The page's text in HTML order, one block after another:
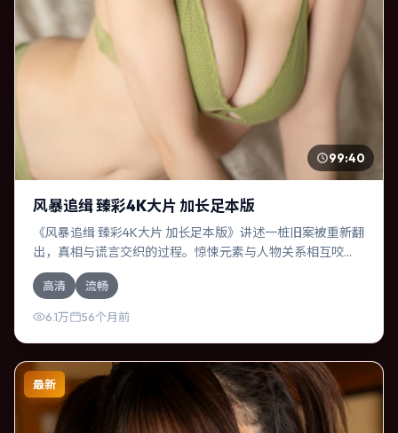
99:40
风暴追缉 臻彩4K大片 加长足本版
《风暴追缉 臻彩4K大片 加长足本版》讲述一桩旧案被重新翻
出，真相与谎言交织的过程。惊悚元素与人物关系相互咬
合，杨幂、胡歌的对手戏尤为出彩。导演温子仁善于在长镜
头中积蓄张力，本片亦在美国实地取景，增强真实质感。
高清 流畅
6.1万 56个月前
最新